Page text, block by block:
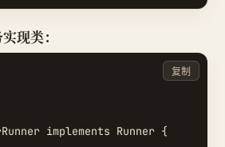
现类：
implements Runner {
复制